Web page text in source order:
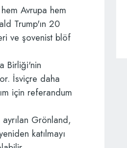
Avrupa hem
Trump'ın 20
ve şovenist blöf
Birliği'nin
İsviçre daha
için referandum
Grönland,
katılmayı